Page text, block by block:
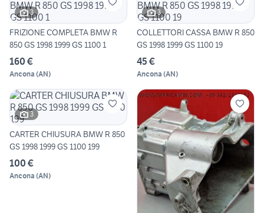
3
FRIZIONE COMPLETA BMW R
850 GS 1998 1999 GS 1100 1
160 €
Ancona (AN)
3
COLLETTORI CASSA BMW R 850
GS 1998 1999 GS 1100 19
45 €
Ancona (AN)
3
CARTER CHIUSURA BMW R 850
GS 1998 1999 GS 1100 199
100 €
Ancona (AN)